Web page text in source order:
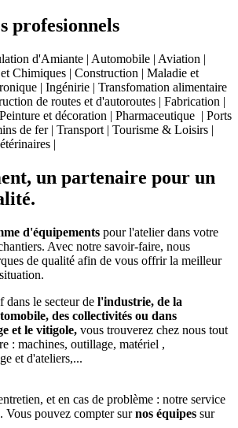
profesionnels
d'Amiante | Automobile | Aviation |
Chimiques | Construction | Maladie et
| Ingénirie | Transfomation alimentaire
de routes et d'autoroutes | Fabrication |
et décoration | Pharmaceutique | Ports
de fer | Transport | Tourisme & Loisirs |
|
un partenaire pour un
d'équipements pour l'atelier dans votre
Avec notre savoir-faire, nous
de qualité afin de vous offrir la meilleur
dans le secteur de l'industrie, de la
des collectivités ou dans
et le vitigole, vous trouverez chez nous tout
: machines, outillage, matériel ,
et d'ateliers,...
et en cas de problème : notre service
Vous pouvez compter surnos équipes sur